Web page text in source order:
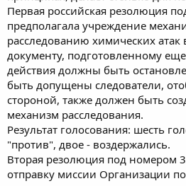
Первая российская резолюция
предполагала учреждение
расследованию химических атак
документу, подготовленному
действия должны быть
быть допущены следователи,
стороной, также должен быть
механизм расследования.
Результат голосования: шесть
"против", двое - воздержались.
Вторая резолюция под номером
отправку миссии Организации